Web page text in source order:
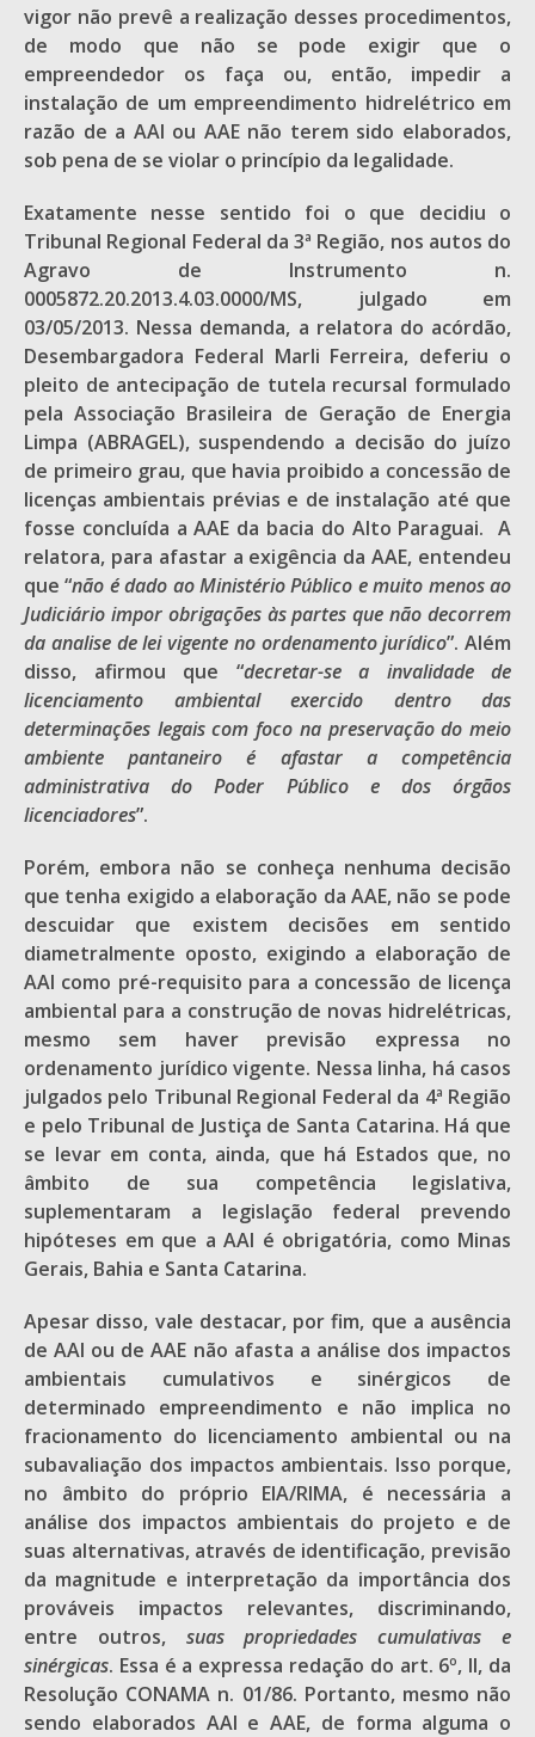
vigor não prevê a realização desses procedimentos,
de modo que não se pode exigir que o
empreendedor os faça ou, então, impedir a
instalação de um empreendimento hidrelétrico em
razão de a AAI ou AAE não terem sido elaborados,
sob pena de se violar o princípio da legalidade.
Exatamente nesse sentido foi o que decidiu o
Tribunal Regional Federal da 3ª Região, nos autos do
Agravo de Instrumento n.
0005872.20.2013.4.03.0000/MS, julgado em
03/05/2013. Nessa demanda, a relatora do acórdão,
Desembargadora Federal Marli Ferreira, deferiu o
pleito de antecipação de tutela recursal formulado
pela Associação Brasileira de Geração de Energia
Limpa (ABRAGEL), suspendendo a decisão do juízo
de primeiro grau, que havia proibido a concessão de
licenças ambientais prévias e de instalação até que
fosse concluída a AAE da bacia do Alto Paraguai. A
relatora, para afastar a exigência da AAE, entendeu
que “não é dado ao Ministério Público e muito menos ao
Judiciário impor obrigações às partes que não decorrem
da analise de lei vigente no ordenamento jurídico”. Além
disso, afirmou que “decretar-se a invalidade de
licenciamento ambiental exercido dentro das
determinações legais com foco na preservação do meio
ambiente pantaneiro é afastar a competência
administrativa do Poder Público e dos órgãos
licenciadores”.
Porém, embora não se conheça nenhuma decisão
que tenha exigido a elaboração da AAE, não se pode
descuidar que existem decisões em sentido
diametralmente oposto, exigindo a elaboração de
AAI como pré-requisito para a concessão de licença
ambiental para a construção de novas hidrelétricas,
mesmo sem haver previsão expressa no
ordenamento jurídico vigente. Nessa linha, há casos
julgados pelo Tribunal Regional Federal da 4ª Região
e pelo Tribunal de Justiça de Santa Catarina. Há que
se levar em conta, ainda, que há Estados que, no
âmbito de sua competência legislativa,
suplementaram a legislação federal prevendo
hipóteses em que a AAI é obrigatória, como Minas
Gerais, Bahia e Santa Catarina.
Apesar disso, vale destacar, por fim, que a ausência
de AAI ou de AAE não afasta a análise dos impactos
ambientais cumulativos e sinérgicos de
determinado empreendimento e não implica no
fracionamento do licenciamento ambiental ou na
subavaliação dos impactos ambientais. Isso porque,
no âmbito do próprio EIA/RIMA, é necessária a
análise dos impactos ambientais do projeto e de
suas alternativas, através de identificação, previsão
da magnitude e interpretação da importância dos
prováveis impactos relevantes, discriminando,
entre outros, suas propriedades cumulativas e
sinérgicas. Essa é a expressa redação do art. 6º, II, da
Resolução CONAMA n. 01/86. Portanto, mesmo não
sendo elaborados AAI e AAE, de forma alguma o